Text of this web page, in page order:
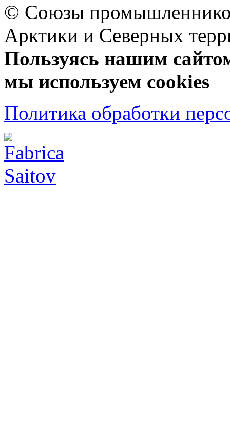
© Союзы
Арктики и Северных
Пользуясь нашим
мы используем cookies
Политика обработки